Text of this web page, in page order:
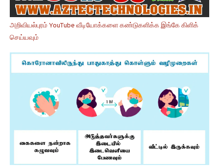
அறிவியல்புரம் YouTube வீடியோக்களை கண்டுகளிக்க இங்கே கிளிக்
செய்யவும்